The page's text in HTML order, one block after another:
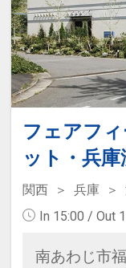
フェアフ
ット・兵
関西 兵庫
In 15:00 / Out
南あわじ市